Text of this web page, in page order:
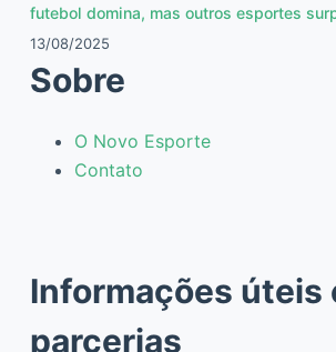
futebol domina, mas outros esportes
13/08/2025
Sobre
O Novo Esporte
Contato
Informações úteis
parcerias